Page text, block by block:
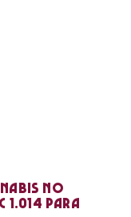
no
1.014 para